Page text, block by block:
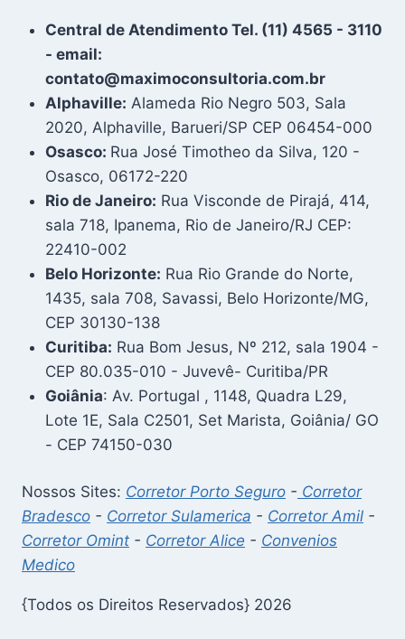
Central de Atendimento Tel. (11) 4565 - 3110
- email:
contato@maximoconsultoria.com.br
Alphaville: Alameda Rio Negro 503, Sala
2020, Alphaville, Barueri/SP CEP 06454-000
Osasco: Rua José Timotheo da Silva, 120 -
Osasco, 06172-220
Rio de Janeiro: Rua Visconde de Pirajá, 414,
sala 718, Ipanema, Rio de Janeiro/RJ CEP:
22410-002
Belo Horizonte: Rua Rio Grande do Norte,
1435, sala 708, Savassi, Belo Horizonte/MG,
CEP 30130-138
Curitiba: Rua Bom Jesus, Nº 212, sala 1904 -
CEP 80.035-010 - Juvevê- Curitiba/PR
Goiânia: Av. Portugal , 1148, Quadra L29,
Lote 1E, Sala C2501, Set Marista, Goiânia/ GO
- CEP 74150-030
Nossos Sites: Corretor Porto Seguro - Corretor
Bradesco - Corretor Sulamerica - Corretor Amil -
Corretor Omint - Corretor Alice - Convenios
Medico
{Todos os Direitos Reservados} 2026